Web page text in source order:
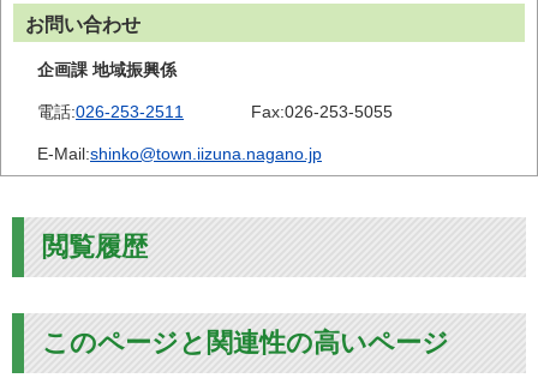
お問い合わせ
企画課 地域振興係
電話:026-253-2511 Fax:026-253-5055
E-Mail:shinko@town.iizuna.nagano.jp
閲覧履歴
このページと関連性の高いページ